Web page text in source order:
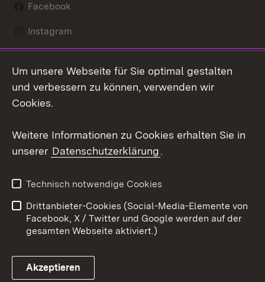
Facebook
Instagram
Mastodon
Youtube
Link zum Landesportal
Kontakt
Datenschutz
Barrierefreiheit
Impressum Cookies
Um unsere Webseite für Sie optimal gestalten
und verbessern zu können, verwenden wir
Cookies.
Weitere Informationen zu Cookies erhalten Sie in
unserer Datenschutzerklärung.
Technisch notwendige Cookies
Drittanbieter-Cookies (Social-Media-Elemente von
Facebook, X / Twitter und Google werden auf der
gesamten Webseite aktiviert.)
Akzeptieren